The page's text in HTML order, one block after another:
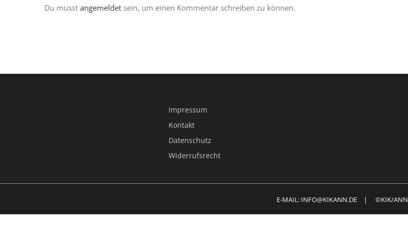
Du musst angemeldet sein, um einen Kommentar schreiben zu können.
Impressum
Kontakt
Datenschutz
Widerrufsrecht
E-MAIL: INFO@KIKANN.DE | ©KIK/ANN